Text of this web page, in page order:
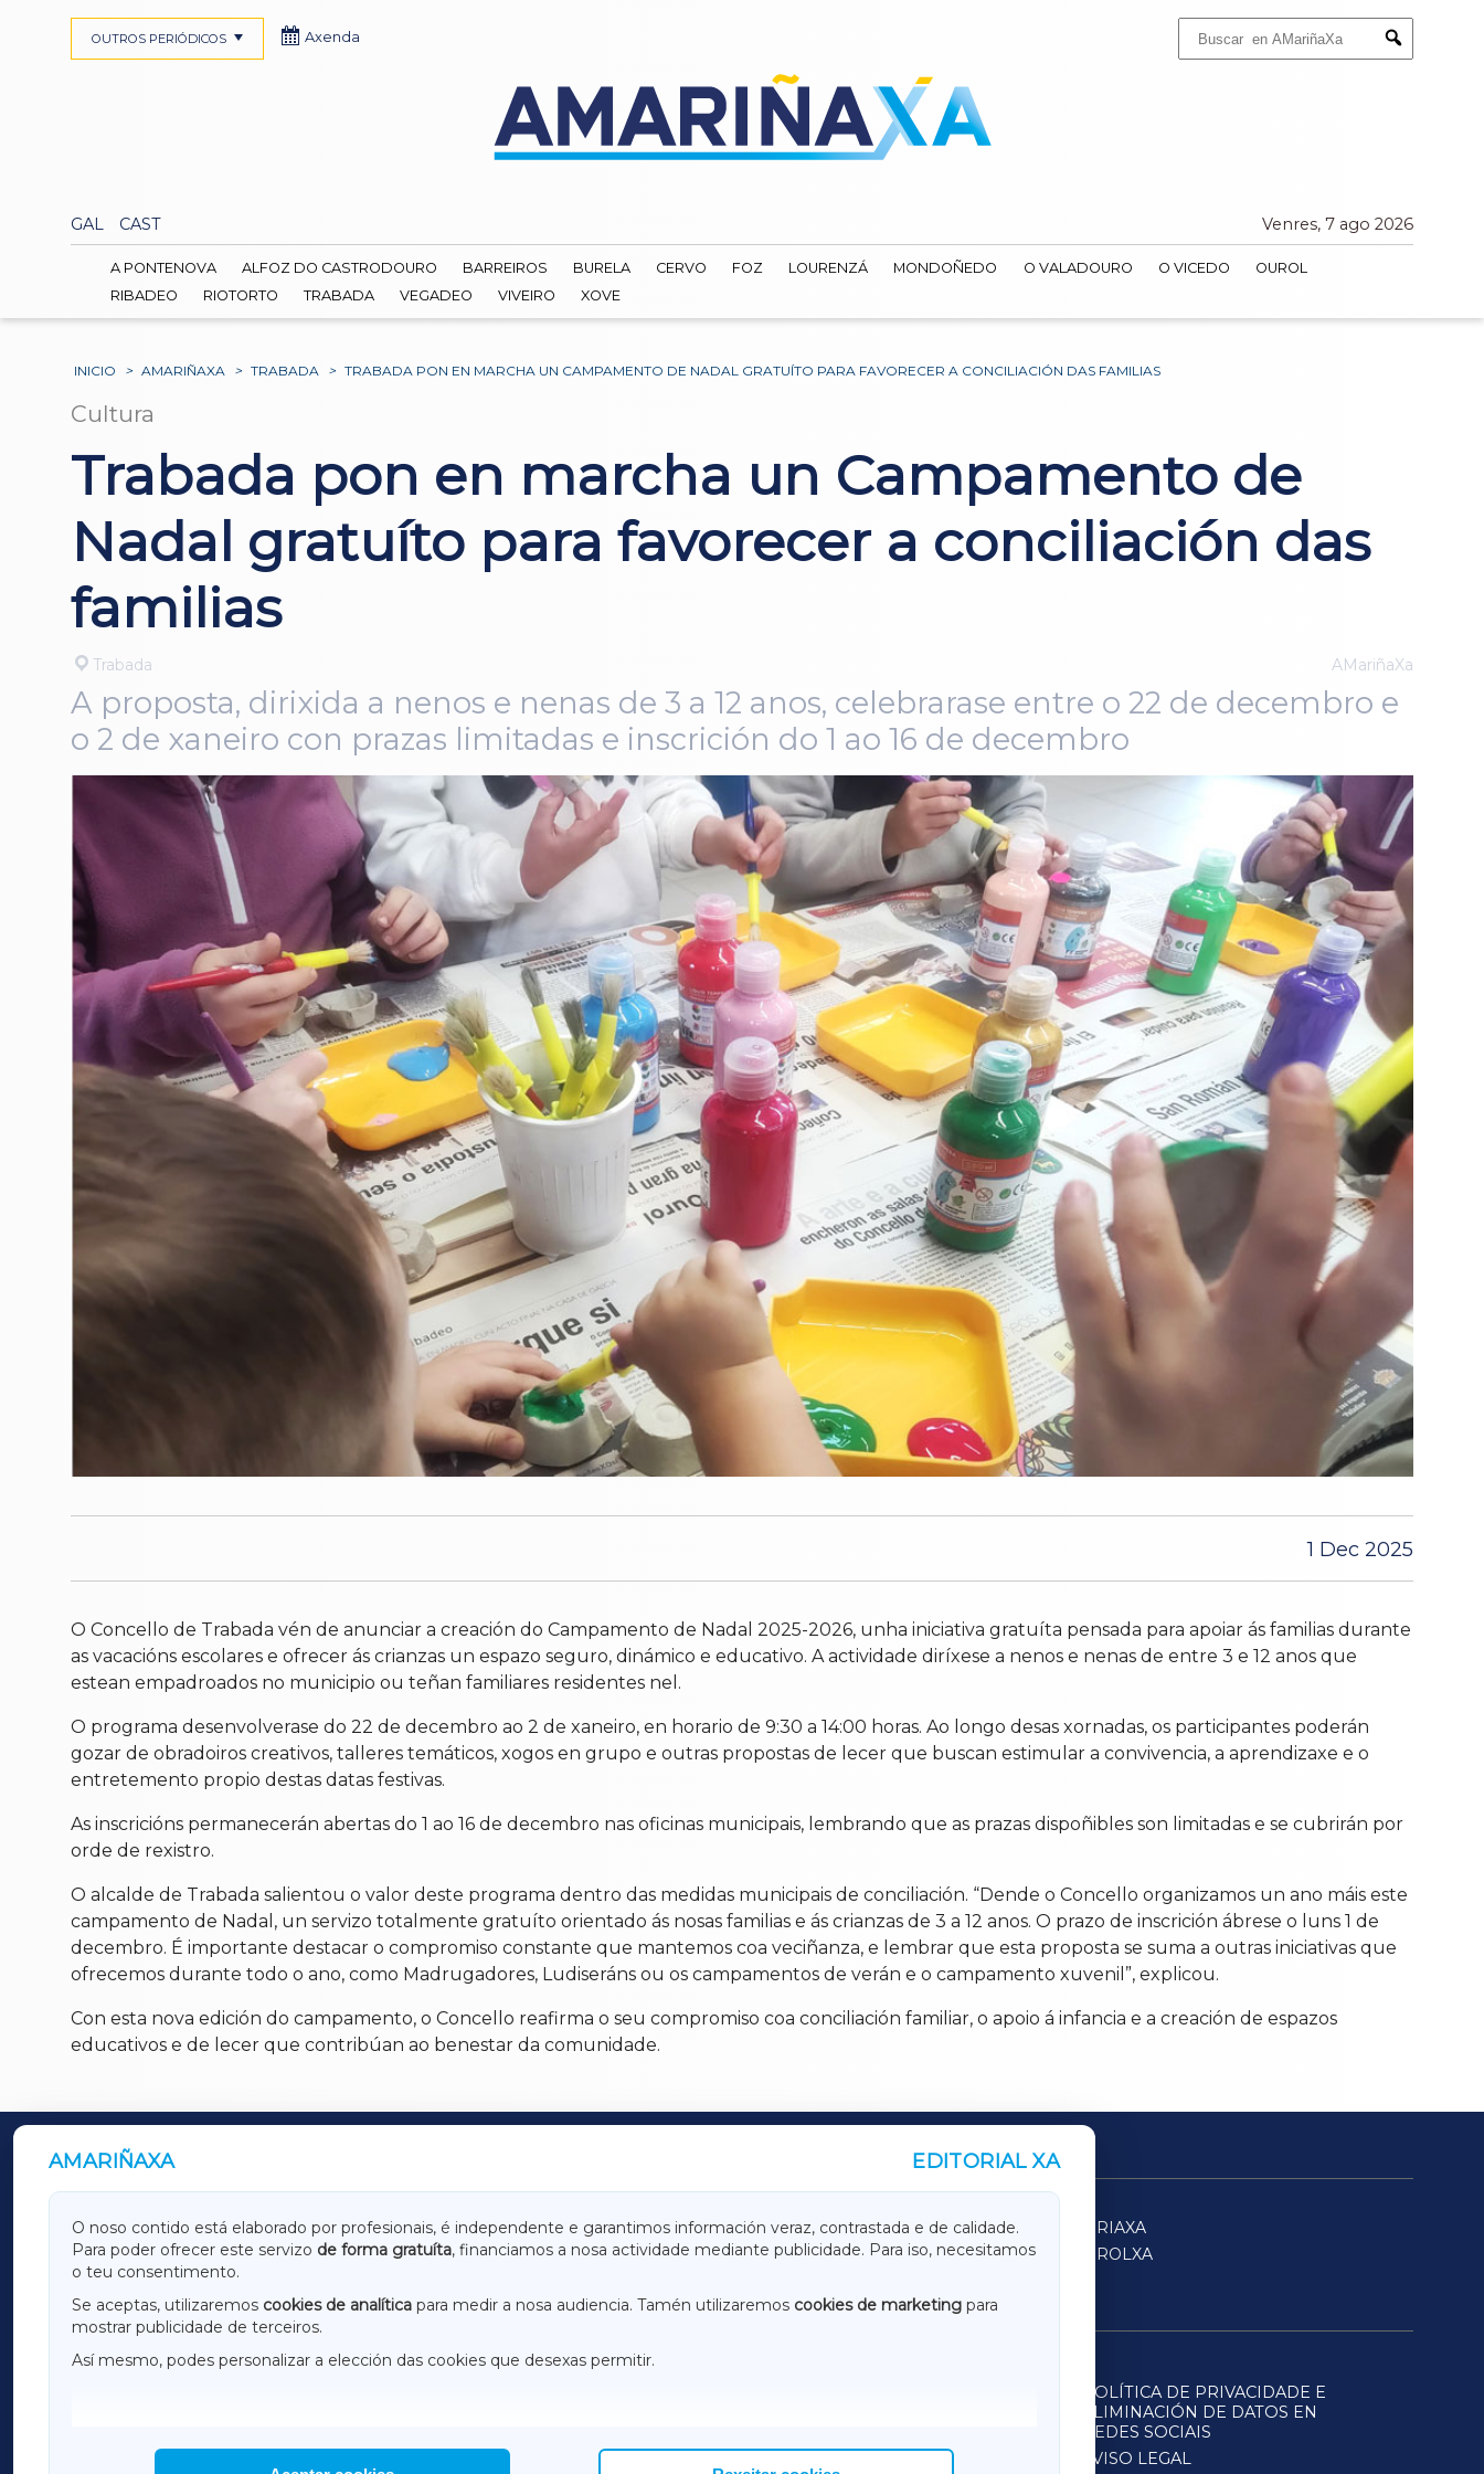
Submit
GAL CAST Venres, 7 ago 2026
OUTROS PERIÓDICOS Axenda
A PONTENOVA ALFOZ DO CASTRODOURO BARREIROS BURELA CERVO FOZ LOURENZÁ MONDOÑEDO O VALADOURO O VICEDO
OUROL
RIBADEO
RIOTORTO TRABADA VEGADEO VIVEIRO XOVE
INICIO > AMARIÑAXA > TRABADA > TRABADA PON EN MARCHA UN CAMPAMENTO DE NADAL GRATUÍTO PARA FAVORECER A CONCILIACIÓN DAS FAMILIAS
Cultura
Trabada pon en marcha un Campamento de
Nadal gratuíto para favorecer a conciliación das
familias
Trabada AMariñaXa
A proposta, dirixida a nenos e nenas de 3 a 12 anos, celebrarase entre o 22 de decembro e
o 2 de xaneiro con prazas limitadas e inscrición do 1 ao 16 de decembro
1 Dec 2025
O Concello de Trabada vén de anunciar a creación do Campamento de Nadal 2025-2026, unha iniciativa gratuíta pensada para apoiar ás familias durante
as vacacións escolares e ofrecer ás crianzas un espazo seguro, dinámico e educativo. A actividade diríxese a nenos e nenas de entre 3 e 12 anos que
estean empadroados no municipio ou teñan familiares residentes nel.
O programa desenvolverase do 22 de decembro ao 2 de xaneiro, en horario de 9:30 a 14:00 horas. Ao longo desas xornadas, os participantes poderán
gozar de obradoiros creativos, talleres temáticos, xogos en grupo e outras propostas de lecer que buscan estimular a convivencia, a aprendizaxe e o
entretemento propio destas datas festivas.
As inscricións permanecerán abertas do 1 ao 16 de decembro nas oficinas municipais, lembrando que as prazas dispoñibles son limitadas e se cubrirán por
orde de rexistro.
O alcalde de Trabada salientou o valor deste programa dentro das medidas municipais de conciliación. “Dende o Concello organizamos un ano máis este
campamento de Nadal, un servizo totalmente gratuíto orientado ás nosas familias e ás crianzas de 3 a 12 anos. O prazo de inscrición ábrese o luns 1 de
decembro. É importante destacar o compromiso constante que mantemos coa veciñanza, e lembrar que esta proposta se suma a outras iniciativas que
ofrecemos durante todo o ano, como Madrugadores, Ludiseráns ou os campamentos de verán e o campamento xuvenil”, explicou.
Con esta nova edición do campamento, o Concello reafirma o seu compromiso coa conciliación familiar, o apoio á infancia e a creación de espazos
educativos e de lecer que contribúan ao benestar da comunidade.
AMARIÑAXA EDITORIAL XA
O noso contido está elaborado por profesionais, é independente e garantimos información veraz, contrastada e de calidade.
Para poder ofrecer este servizo de forma gratuíta, financiamos a nosa actividade mediante publicidade. Para iso, necesitamos
o teu consentimento.
Se aceptas, utilizaremos cookies de analítica para medir a nosa audiencia. Tamén utilizaremos cookies de marketing para
mostrar publicidade de terceiros.
Así mesmo, podes personalizar a elección das cookies que desexas permitir.
OUTROS PERIÓDICOS
GALICIAXA LUGOXA TERRACHAXA
SARRIAXA
AMARIÑAXA
RIBEIRASACRAXA ACORUÑAXA
FERROLXA
OURENSEXA
HEMEROTECA
POLÍTICA DE PRIVACIDADE E
ELIMINACIÓN DE DATOS EN
REDES SOCIAIS
AVISO LEGAL